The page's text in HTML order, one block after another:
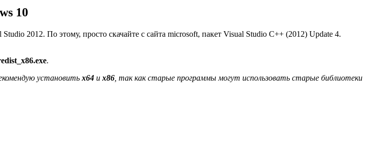
10
2012. По этому, просто скачайте с сайта microsoft, пакет Visual Studio C++ (2012) Update 4.
.
установить x64 и x86 , так как старые программы могут использовать старые библиотеки